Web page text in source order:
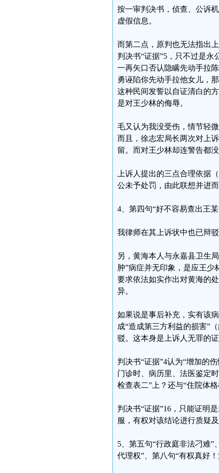
按一审判决书，侦查、公诉
虚假信息。
而第二点，原判也无法指出
判决书“证据”5，只不过是
一再矢口否认隐瞒先动手拉
勇诬陷你先动手拉他女儿，
这种民间发誓以自证清白的
是对王少林的侮辱。
毛又认为我没受伤，情节轻
而且，徐志宏局长两次对上
留。而对王少林却连警告都
上诉人提出的三点合理依据
公未予处罚，由此联想并进
4、第四句“好不容易查出王
我律师在其上诉状中也已辩
另，黄海本人与永嘉县卫生
肿”病症并无印象，是应王
要求依法如实作出对黄海的
异。
如果说是事后补充，实有该
成“造成第三方利益的损害”
驳。这本身是上诉人无罪的
判决书“证据”4认为“增加的
门诊时、病历里、法医鉴定
检查表二”上？还与“住院体
判决书“证据”16，只能证明
服，有权对该结论进行质疑
5、第五句“行政庭非法刁难
代理权”、第八句“有权真好